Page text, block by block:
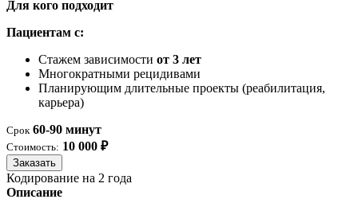
Для кого подходит
Пациентам с:
Стажем зависимости от 3 лет
Многократными рецидивами
Планирующим длительные проекты (реабилитация,
карьера)
Срок 60-90 минут
Стоимость: 10 000 ₽
Заказать
Кодирование на 2 года
Описание